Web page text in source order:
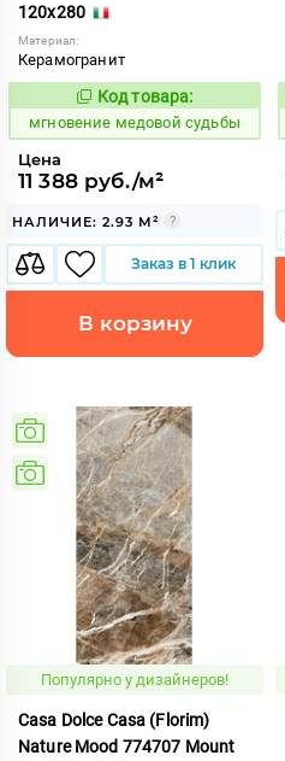
120x280
Материал:
Керамогранит
944474
Код товара:
мгновение медовой судьбы
Цена
11 388 руб./м²
НАЛИЧИЕ: 2.93 М²
Заказ в 1 клик
В корзину
Популярно у дизайнеров!
Casa Dolce Casa (Florim)
Nature Mood 774707 Mount